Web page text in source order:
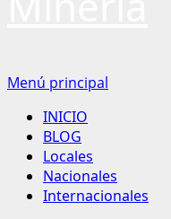
Menú principal
INICIO
BLOG
Locales
Nacionales
Internacionales